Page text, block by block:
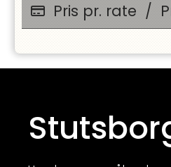
Pris pr. rate /